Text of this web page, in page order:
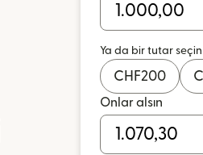
Ya da bir tutar seçin
CHF200
Onlar alsın